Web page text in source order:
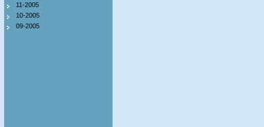
11-2005
10-2005
09-2005